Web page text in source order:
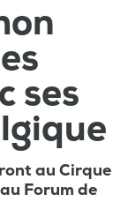
ses
au Cirque
Forum de